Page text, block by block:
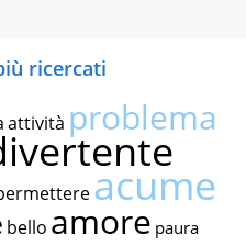
ricercati
attività problema
acume
bello amore paura